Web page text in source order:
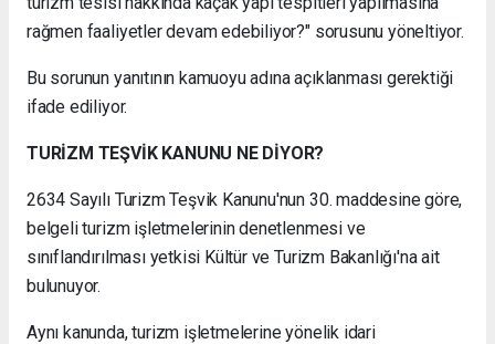
rağmen faaliyetler devam edebiliyor?" sorusunu yöneltiyor.
Bu sorunun yanıtının kamuoyu adına açıklanması gerektiği
ifade ediliyor.
TURİZM TEŞVİK KANUNU NE DİYOR?
2634 Sayılı Turizm Teşvik Kanunu'nun 30. maddesine göre,
belgeli turizm işletmelerinin denetlenmesi ve
sınıflandırılması yetkisi Kültür ve Turizm Bakanlığı'na ait
bulunuyor.
Aynı kanunda, turizm işletmelerine yönelik idari